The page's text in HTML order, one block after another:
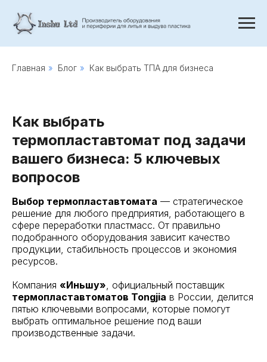
Главная » Блог » Как выбрать ТПА для бизнеса
Как выбрать
термопластавтомат под задачи
вашего бизнеса: 5 ключевых
вопросов
Выбор термопластавтомата — стратегическое
решение для любого предприятия, работающего в
сфере переработки пластмасс. От правильно
подобранного оборудования зависит качество
продукции, стабильность процессов и экономия
ресурсов.
Компания «Иньшу», официальный поставщик
термопластавтоматов Tongjia в России, делится
пятью ключевыми вопросами, которые помогут
выбрать оптимальное решение под ваши
производственные задачи.